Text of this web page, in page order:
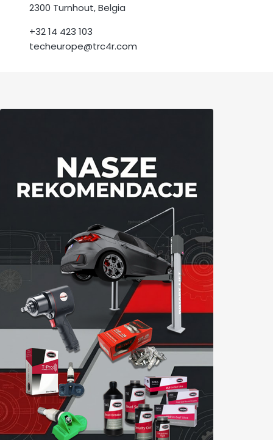
2300 Turnhout, Belgia
+32 14 423 103
techeurope@trc4r.com